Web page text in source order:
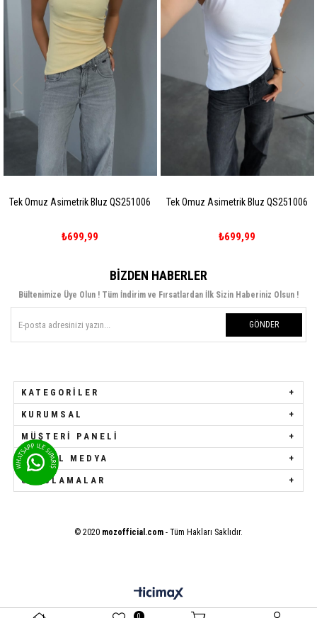
Omuz Asimetrik Bluz QS251006
₺699,99
Tek Omuz Asimetrik Bluz QS251006
₺699,99
BIZDEN HABERLER
Bültenimize Üye Olun ! Tüm İndirim ve Fırsatlardan İlk Sizin Haberiniz Olsun !
GÖNDER
KATEGORILER
KURUMSAL
MÜŞTERI PANELI
SOSYAL MEDYA
UYGULAMALAR
© 2020 mozofficial.com - Tüm Hakları Saklıdır.
0